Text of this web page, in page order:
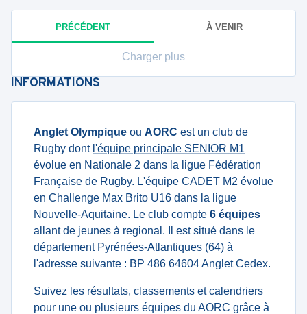
PRÉCÉDENT À VENIR
Charger plus
INFORMATIONS
Anglet Olympique ou AORC est un club de
Rugby dont l'équipe principale SENIOR M1
évolue en Nationale 2 dans la ligue Fédération
Française de Rugby. L'équipe CADET M2 évolue
en Challenge Max Brito U16 dans la ligue
Nouvelle-Aquitaine. Le club compte 6 équipes
allant de jeunes à regional. Il est situé dans le
département Pyrénées-Atlantiques (64) à
l'adresse suivante : BP 486 64604 Anglet Cedex.
Suivez les résultats, classements et calendriers
pour une ou plusieurs équipes du AORC grâce à